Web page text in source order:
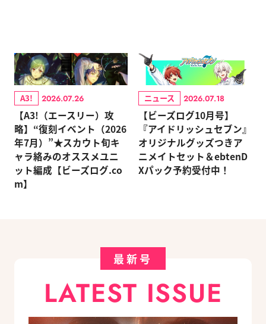
A3! 2026.07.26
【A3!（エースリー）攻
略】“復刻イベント（2026
年7月）”★スカウト旬キ
ャラ絡みのオススメユニ
ット編成【ビーズログ.co
m】
ニュース 2026.07.18
【ビーズログ10月号】
『アイドリッシュセブン』
オリジナルグッズつきア
ニメイトセット＆ebtenD
Xパック予約受付中！
最新号
LATEST ISSUE